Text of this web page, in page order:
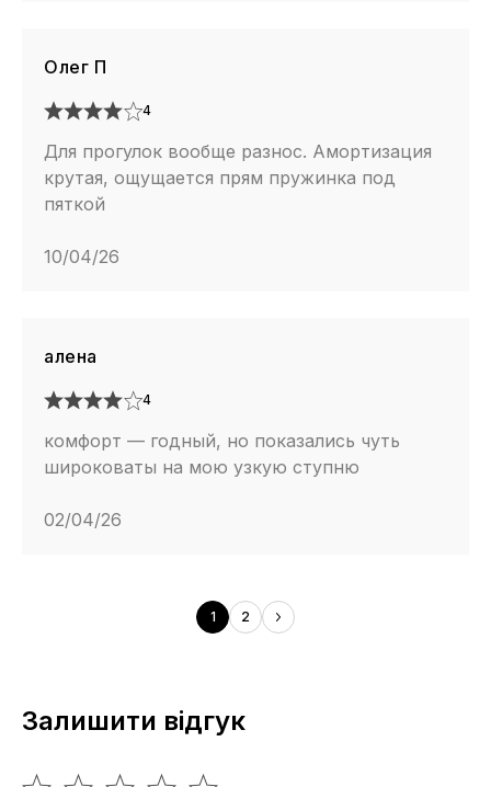
Олег П
4
Для прогулок вообще разнос. Амортизация
крутая, ощущается прям пружинка под
пяткой
10/04/26
алена
4
комфорт — годный, но показались чуть
широковаты на мою узкую ступню
02/04/26
1 2
Залишити відгук